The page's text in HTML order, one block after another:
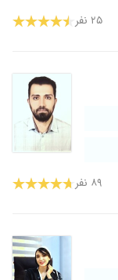
۲۵ نفر
۸۹ نفر